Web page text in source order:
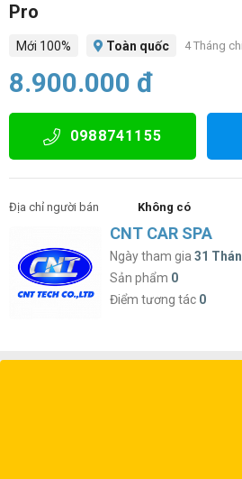
Pro
Mới 100% Toàn quốc 4 Tháng
8.900.000 đ
0988741155
Địa chỉ người bán Không có
CNT CAR SPA
Ngày tham gia 31
Sản phẩm 0
Điểm tương tác 0